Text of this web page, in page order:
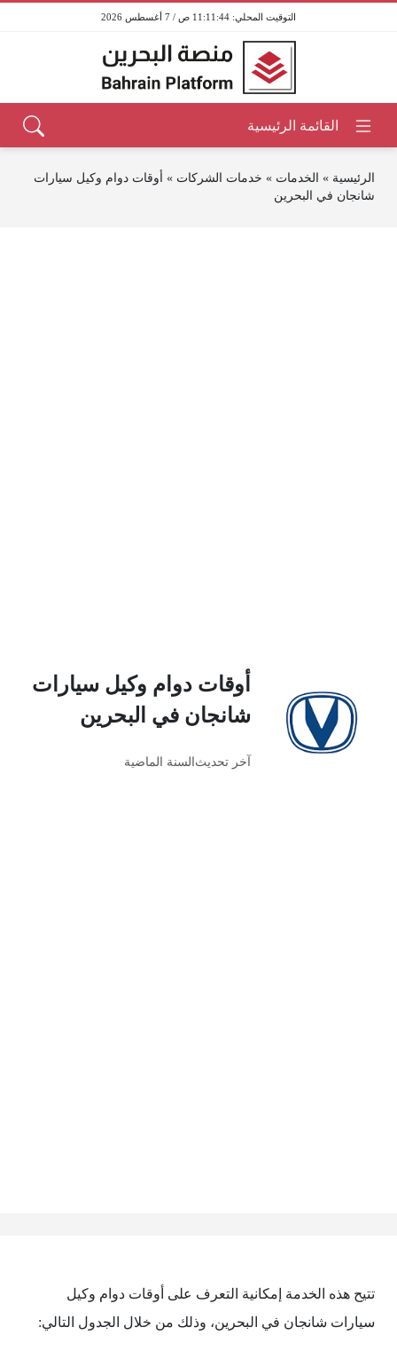
11:11:44 ص / 7 أغسطس 2026
الرئيسية » الخدمات » خدمات الشركات » أوقات دوام وكيل سيارات
شانجان في البحرين
أوقات دوام وكيل سيارات
شانجان في البحرين
آخر تحديث السنة الماضية
تتيح هذه الخدمة إمكانية التعرف على أوقات دوام وكيل
سيارات شانجان في البحرين، وذلك من خلال الجدول التالي: